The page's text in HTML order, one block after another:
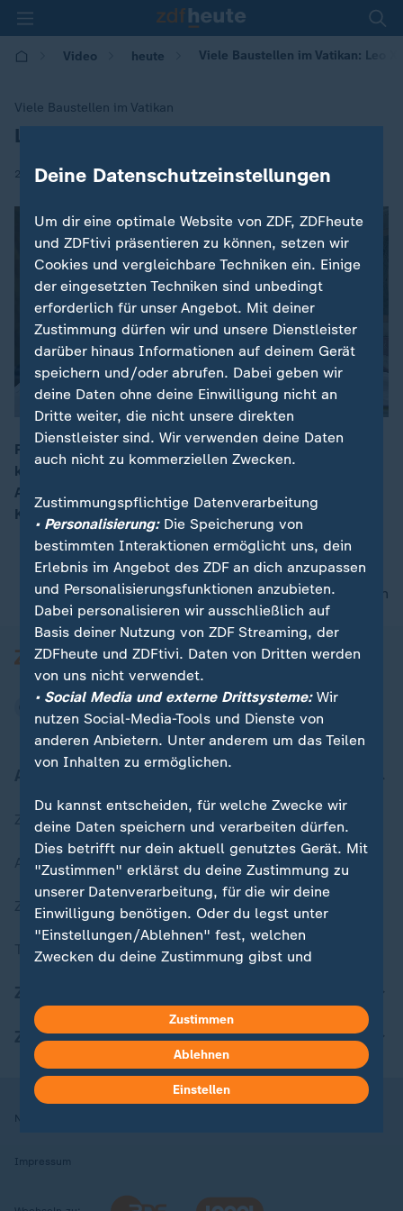
Video heute Viele Baustellen im Vatikan: Leo
Viele Baustellen im Vatikan
:Leo XIV.: Papst und Brückenbauer
25.12.2025 | 06:00
Papst Leo muss die verschiedenen Lager in der
katholischen Kirche wieder versöhnen. Keine leichte
Aufgabe für das Oberhaupt von 1,4 Milliarden
Katholiken weltweit.
nach oben
Zuletzt veröffentlicht
Aktuelle Sendungs-Videos
ZDFheute Stories
Themen im Überblick
ZDFheute Apps
Nutzungsbedingungen
Impressum
Deine Datenschutzeinstellungen
Um dir eine optimale Website von ZDF, ZDFheute
und ZDFtivi präsentieren zu können, setzen wir
Cookies und vergleichbare Techniken ein. Einige
der eingesetzten Techniken sind unbedingt
erforderlich für unser Angebot. Mit deiner
Zustimmung dürfen wir und unsere Dienstleister
darüber hinaus Informationen auf deinem Gerät
speichern und/oder abrufen. Dabei geben wir
deine Daten ohne deine Einwilligung nicht an
Dritte weiter, die nicht unsere direkten
Dienstleister sind. Wir verwenden deine Daten
auch nicht zu kommerziellen Zwecken.
Zustimmungspflichtige Datenverarbeitung
• Personalisierung:Die Speicherung von
bestimmten Interaktionen ermöglicht uns, dein
Erlebnis im Angebot des ZDF an dich anzupassen
und Personalisierungsfunktionen anzubieten.
Dabei personalisieren wir ausschließlich auf
Basis deiner Nutzung von ZDF Streaming, der
ZDFheute und ZDFtivi. Daten von Dritten werden
von uns nicht verwendet.
• Social Media und externe Drittsysteme:Wir
nutzen Social-Media-Tools und Dienste von
anderen Anbietern. Unter anderem um das Teilen
von Inhalten zu ermöglichen.
Du kannst entscheiden, für welche Zwecke wir
deine Daten speichern und verarbeiten dürfen.
Dies betrifft nur dein aktuell genutztes Gerät. Mit
"Zustimmen" erklärst du deine Zustimmung zu
unserer Datenverarbeitung, für die wir deine
Einwilligung benötigen. Oder du legst unter
"Einstellungen/Ablehnen" fest, welchen
Zwecken du deine Zustimmung gibst und
in deinen Einstellungen widerrufen oder ändern.
Hier findest du das Impressum.
Weitere Informationen findest du in unserer
Datenschutzerklärung.
Zustimmen
Ablehnen
Einstellen